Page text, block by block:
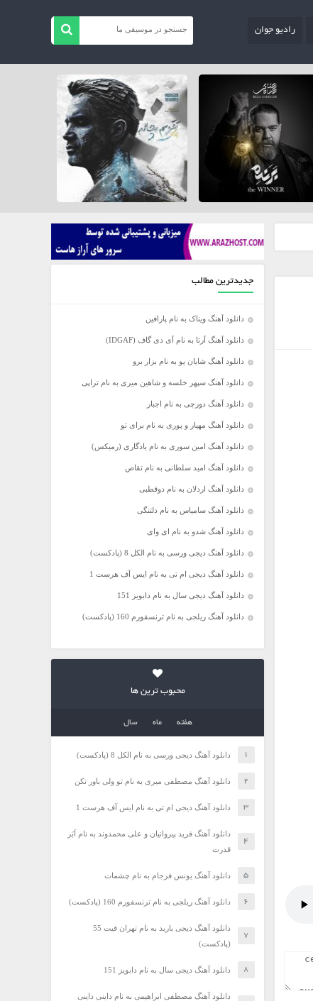
رادیو جوان
جدیدترین مطالب
دانلود آهنگ ویناک به نام پارافین
دانلود آهنگ آرتا به نام آی دی گاف (IDGAF)
دانلود آهنگ شایان یو به نام بزار برو
دانلود آهنگ سپهر خلسه و شاهین میری به نام تراپی
دانلود آهنگ دورچی به نام اجبار
دانلود آهنگ مهیار و پوری به نام برای تو
دانلود آهنگ امین سوری به نام یادگاری (رمیکس)
دانلود آهنگ امید سلطانی به نام تقاص
دانلود آهنگ اردلان به نام دوقطبی
دانلود آهنگ سامیاس به نام دلتنگی
دانلود آهنگ شدو به نام ای وای
دانلود آهنگ دیجی ورسی به نام الکل 8 (پادکست)
دانلود آهنگ دیجی ام تی به نام ایس آف هرست 1
دانلود آهنگ دیجی سال به نام دابویز 151
دانلود آهنگ ریلجی به نام ترنسفورم 160 (پادکست)
محبوب ترین ها
هفته ماه سال
دانلود آهنگ دیجی ورسی به نام الکل 8 (پادکست)
دانلود آهنگ مصطفی میری به نام تو ولی باور نکن
دانلود آهنگ دیجی ام تی به نام ایس آف هرست 1
دانلود آهنگ فرید پیروانیان و علی محمدوند به نام اَبَر
قدرت
دانلود آهنگ یونس فرجام به نام چشمات
دانلود آهنگ ریلجی به نام ترنسفورم 160 (پادکست)
دانلود آهنگ دیجی باربد به نام تهران فیت 55
(پادکست)
دانلود آهنگ دیجی سال به نام دابویز 151
دانلود آهنگ مصطفی ابراهیمی به نام داینی داینی